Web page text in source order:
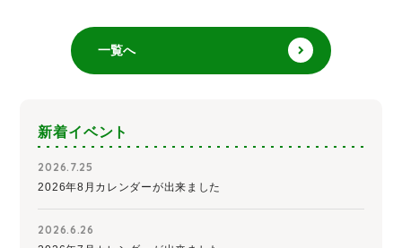
一覧へ
新着イベント
2026.7.25
2026年8月カレンダーが出来ました
2026.6.26